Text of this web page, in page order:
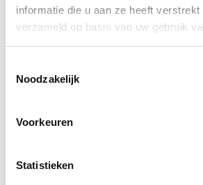
informatie die u aan ze heeft verstrekt
verzameld op basis van uw gebruik
Noodzakelijk
Voorkeuren
Statistieken
Knuf&Ko heeft ons ontzettend fijn en
lees verder